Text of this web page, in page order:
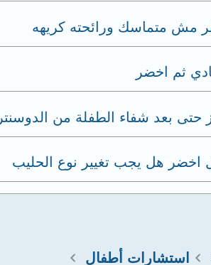
مش متماسك ورائحته كريهه
ثم اخضر
حتى بعد شفاء الطفلة من
اخضر هل يجب تغيير نوع الحليب
استشارات أطفال